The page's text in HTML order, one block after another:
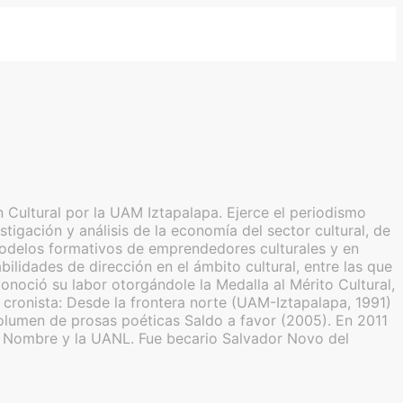
por la UAM Iztapalapa. Ejerce el periodismo
y análisis de la economía del sector cultural, de
formativos de emprendedores culturales y en
de dirección en el ámbito cultural, entre las que
su labor otorgándole la Medalla al Mérito Cultural,
Desde la frontera norte (UAM-Iztapalapa, 1991)
de prosas poéticas Saldo a favor (2005). En 2011
y la UANL. Fue becario Salvador Novo del